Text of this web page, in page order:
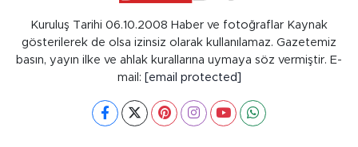
Kuruluş Tarihi 06.10.2008 Haber ve fotoğraflar Kaynak
gösterilerek de olsa izinsiz olarak kullanılamaz. Gazetemiz
basın, yayın ilke ve ahlak kurallarına uymaya söz vermiştir. E-
mail:
[email protected]